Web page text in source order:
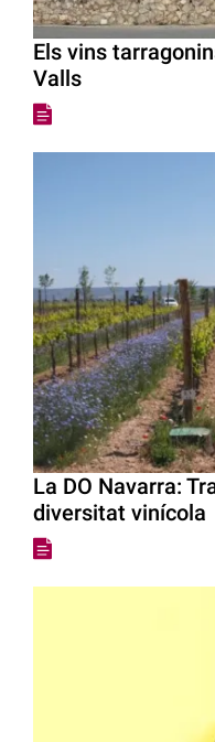
Els vins
Valls
La DO Navarra:
diversitat vinícola